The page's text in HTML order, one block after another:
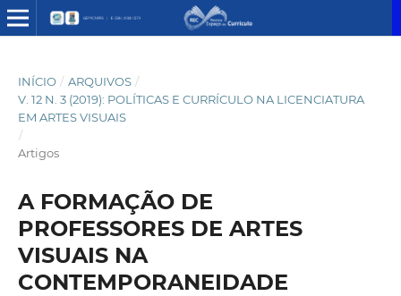
INÍCIO / ARQUIVOS /
V. 12 N. 3 (2019): POLÍTICAS E CURRÍCULO NA LICENCIATURA
EM ARTES VISUAIS
/
Artigos
A FORMAÇÃO DE
PROFESSORES DE ARTES
VISUAIS NA
CONTEMPORANEIDADE